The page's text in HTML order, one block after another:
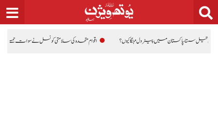
Skip
to
میں پیٹرول مہنگا کیوں؟ اقوام متحدہ کی سلامتی کونسل نے سوات حملے کی شدید